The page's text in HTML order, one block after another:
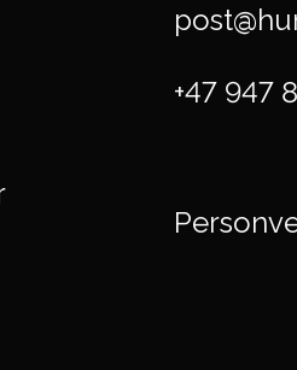
+47 947